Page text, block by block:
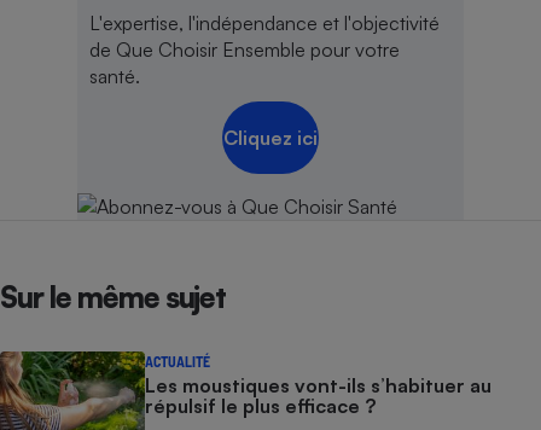
L'expertise, l'indépendance et l'objectivité
de Que Choisir Ensemble pour votre
santé.
Cliquez ici
Sur le même sujet
ACTUALITÉ
Les moustiques vont-ils s’habituer au
répulsif le plus efficace ?